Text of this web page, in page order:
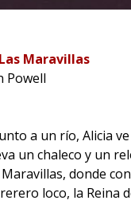
Maravillas
Powell
a un río, Alicia
un chaleco y un
donde
loco, la Reina